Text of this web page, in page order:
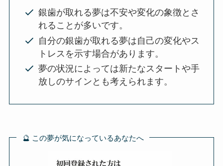
銀歯が取れる夢は不安や変化の象徴とさ
れることが多いです。
自分の銀歯が取れる夢は自己の変化やス
トレスを示す場合があります。
夢の状況によっては新たなスタートや手
放しのサインとも考えられます。
🔮 この夢が気になっているあなたへ